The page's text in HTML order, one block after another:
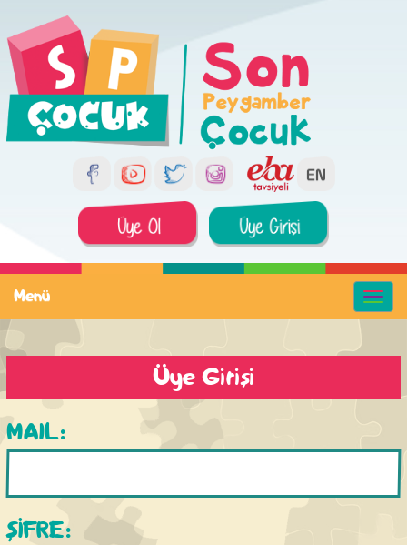
Menü
Üye Girişi
MAIL:
ŞİFRE: